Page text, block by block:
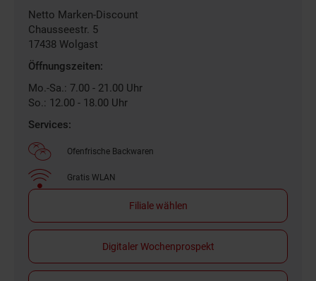
Filiale
Netto Marken-Discount
Chausseestr. 5
17438 Wolgast
Öffnungszeiten:
Mo.-Sa.: 7.00 - 21.00 Uhr
So.: 12.00 - 18.00 Uhr
Services:
Ofenfrische Backwaren
Gratis WLAN
Filiale wählen
Digitaler Wochenprospekt